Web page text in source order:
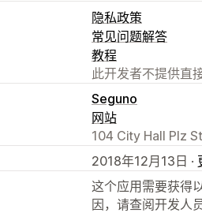
隐私政策
常见问题解答
教程
此开发者不提供直
Seguno
网站
104 City Hall Plz
2018年12月13日 ·
这个应用需要获得
因，请查阅开发人